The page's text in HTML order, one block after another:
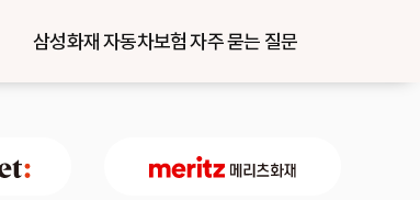
삼성화재 자동차보험 자주 묻는 질문